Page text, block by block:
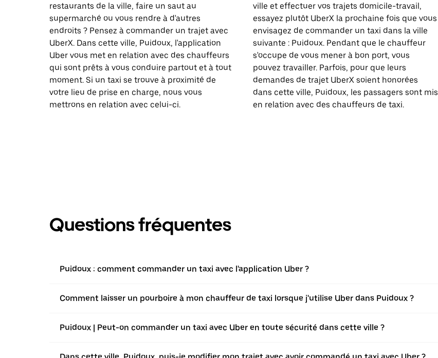
restaurants de la ville, faire un saut au
supermarché ou vous rendre à d'autres
endroits ? Pensez à commander un trajet avec
UberX. Dans cette ville, Puidoux, l'application
Uber vous met en relation avec des chauffeurs
qui sont prêts à vous conduire partout et à tout
moment. Si un taxi se trouve à proximité de
votre lieu de prise en charge, nous vous
mettrons en relation avec celui-ci.
ville et effectuer vos trajets domicile-travail,
essayez plutôt UberX la prochaine fois que vous
envisagez de commander un taxi dans la ville
suivante : Puidoux. Pendant que le chauffeur
s'occupe de vous mener à bon port, vous
pouvez travailler. Parfois, pour que leurs
demandes de trajet UberX soient honorées
dans cette ville, Puidoux, les passagers sont mis
en relation avec des chauffeurs de taxi.
Questions fréquentes
Puidoux : comment commander un taxi avec l'application Uber ?
Comment laisser un pourboire à mon chauffeur de taxi lorsque j'utilise Uber dans Puidoux ?
Puidoux | Peut-on commander un taxi avec Uber en toute sécurité dans cette ville ?